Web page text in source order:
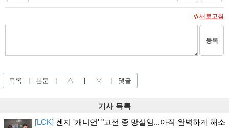
새로고침
등록
목록 본문 △ ▽ 댓글
기사 목록
[LCK] 젠지 '캐니언' "교전 중 망설임...아직 완벽하게 해소